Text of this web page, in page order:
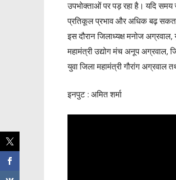
उपभोक्ताओं पर पड़ रहा है। यदि
प्रतिकूल प्रभाव और अधिक बढ़
इस दौरान जिलाध्यक्ष मनोज
महामंत्री उद्योग मंच अनूप अग्रवाल,
युवा जिला महामंत्री गौरांग अग्रवाल
इनपुट : अमित शर्मा